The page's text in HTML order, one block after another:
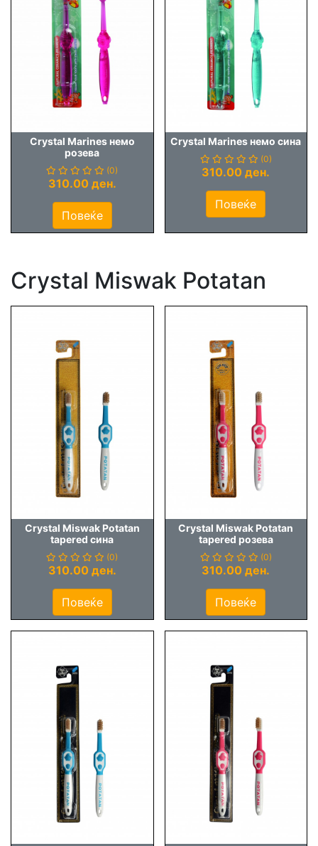
Crystal Marines немо
розева
(0)
310.00 ден.
Повеќе
Crystal Marines немо сина
(0)
310.00 ден.
Повеќе
Crystal Miswak Potatan
Crystal Miswak Potatan
tapered сина
(0)
310.00 ден.
Повеќе
Crystal Miswak Potatan
tapered розева
(0)
310.00 ден.
Повеќе